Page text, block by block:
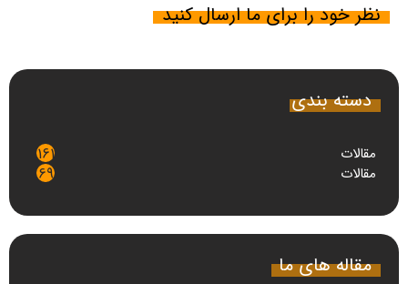
نظر خود را برای ما ارسال کنید
دسته بندی
مقالات 161
مقالات 69
مقاله های ما